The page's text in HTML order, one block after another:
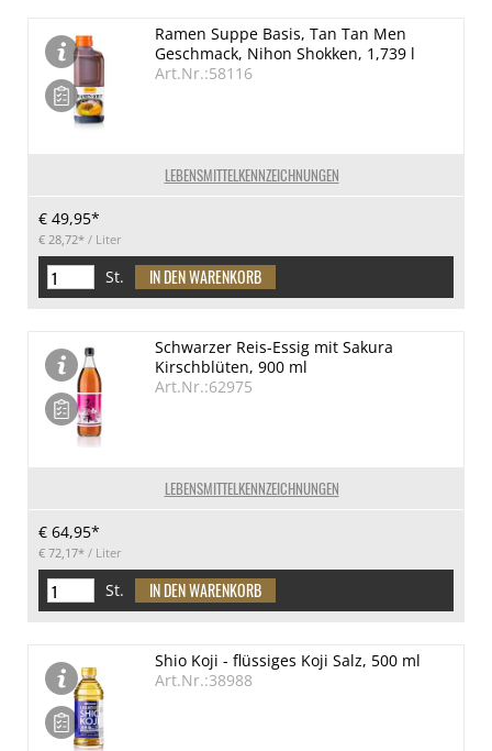
LEBENSMITTELKENNZEICHNUNGEN
Ramen Suppe Basis, Tan Tan Men
Geschmack, Nihon Shokken, 1,739 l
Art.Nr.:58116
€ 49,95*
€ 28,72* / Liter
St.
LEBENSMITTELKENNZEICHNUNGEN
Schwarzer Reis-Essig mit Sakura
Kirschblüten, 900 ml
Art.Nr.:62975
€ 64,95*
€ 72,17* / Liter
St.
Shio Koji - flüssiges Koji Salz, 500 ml
Art.Nr.:38988